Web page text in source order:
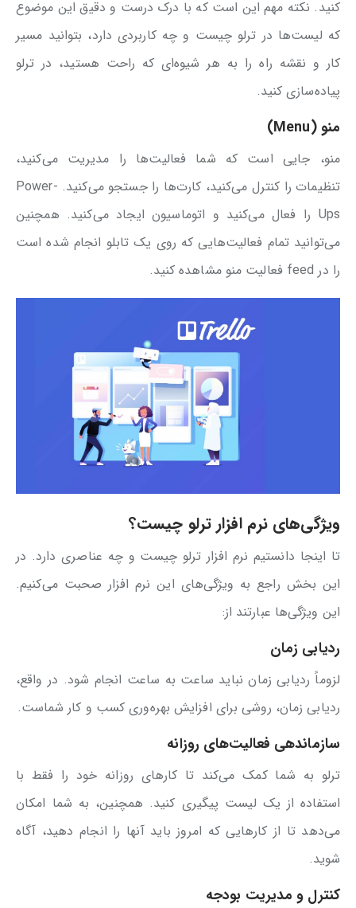
کنید. نکته مهم این است که با درک درست و دقیق این موضوع
که لیست‌ها در ترلو چیست و چه کاربردی دارد، بتوانید مسیر
کار و نقشه راه را به هر شیوه‌ای که راحت هستید، در ترلو
پیاده‌سازی کنید.
منو (Menu)
منو، جایی است که شما فعالیت‌ها را مدیریت می‌کنید،
تنظیمات را کنترل می‌کنید، کارت‌ها را جستجو می‌کنید. Power-
Ups را فعال می‌کنید و اتوماسیون ایجاد می‌کنید. همچنین
می‌توانید تمام فعالیت‌هایی که روی یک تابلو انجام شده است
را در feed فعالیت منو مشاهده کنید.
ویژگی‌های نرم افزار ترلو چیست؟
تا اینجا دانستیم نرم افزار ترلو چیست و چه عناصری دارد. در
این بخش راجع به ویژگی‌های این نرم افزار صحبت می‌کنیم.
این ویژگی‌ها عبارتند از:
ردیابی زمان
لزوماً ردیابی زمان نباید ساعت‌ به‌‌ ساعت انجام شود. در واقع،
ردیابی زمان، روشی برای افزایش بهره‌وری کسب و کار شماست.
سازماندهی فعالیت‌های روزانه
ترلو به شما کمک می‌کند تا کارهای روزانه خود را فقط با
استفاده از یک لیست پیگیری کنید. همچنین، به شما امکان
می‌دهد تا از کارهایی که امروز باید آنها را انجام دهید، آگاه
شوید.
کنترل و مدیریت بودجه